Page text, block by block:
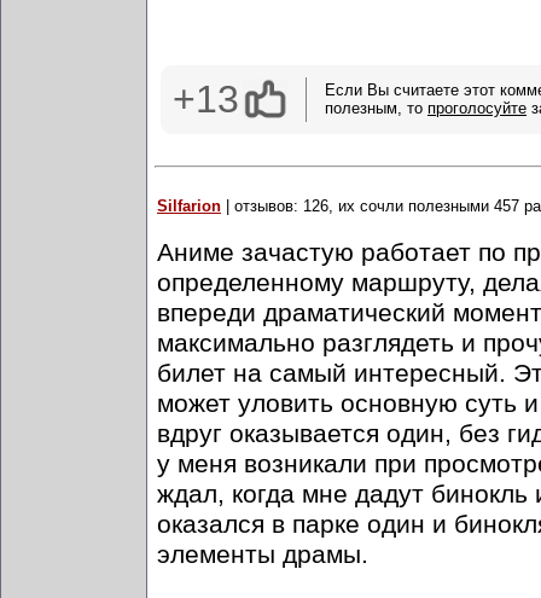
+13
Если Вы считаете этот
полезным, то проголосуйте
Silfarion | отзывов: 126, их сочли полезными 457
Аниме зачастую работает по
определенному маршруту,
впереди драматический
максимально разглядеть и
билет на самый интересный.
может уловить основную суть
вдруг оказывается один, без
у меня возникали при
ждал, когда мне дадут бинокль
оказался в парке один и
элементы драмы.